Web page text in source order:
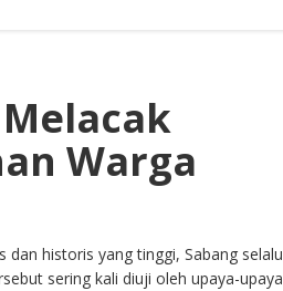
Warga
historis yang tinggi, Sabang selalu
sering kali diuji oleh upaya-upaya